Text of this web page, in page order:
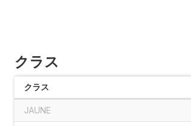
クラス
クラス
JAUNE